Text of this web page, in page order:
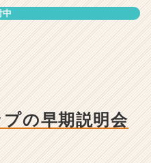
中
の早期説明会